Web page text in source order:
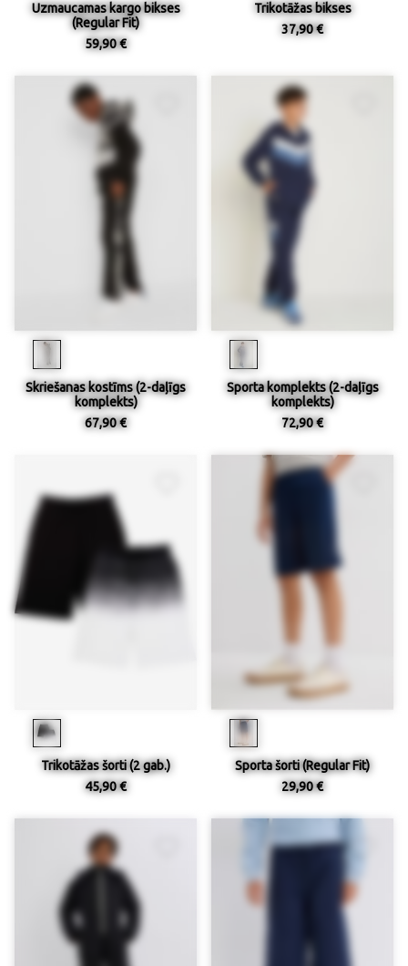
Uzmaucamas kargo bikses
(Regular Fit)
59,90 €
Trikotāžas bikses
37,90 €
Skriešanas kostīms (2-daļīgs
komplekts)
67,90 €
Sporta komplekts (2-daļīgs
komplekts)
72,90 €
Trikotāžas šorti (2 gab.)
45,90 €
Sporta šorti (Regular Fit)
29,90 €